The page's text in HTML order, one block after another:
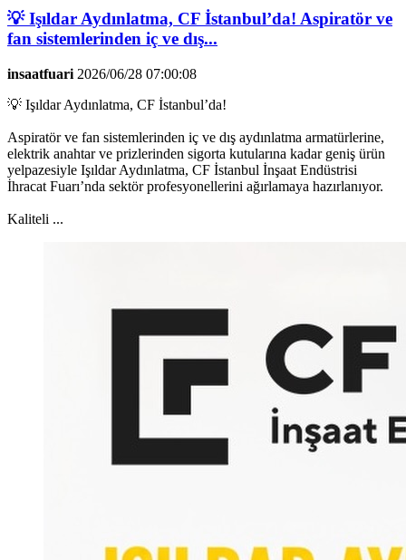
💡 Işıldar Aydınlatma, CF İstanbul’da! Aspiratör ve
fan sistemlerinden iç ve dış...
insaatfuari 2026/06/28 07:00:08
💡 Işıldar Aydınlatma, CF İstanbul’da!
Aspiratör ve fan sistemlerinden iç ve dış aydınlatma armatürlerine,
elektrik anahtar ve prizlerinden sigorta kutularına kadar geniş ürün
yelpazesiyle Işıldar Aydınlatma, CF İstanbul İnşaat Endüstrisi
İhracat Fuarı’nda sektör profesyonellerini ağırlamaya hazırlanıyor.
Kaliteli ...